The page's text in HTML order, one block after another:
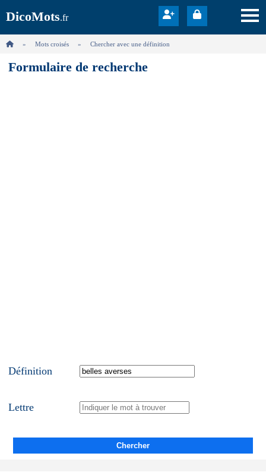
DicoMots.fr
Mots croisés Chercher avec une définition
Formulaire de recherche
Définition
Lettre
Chercher